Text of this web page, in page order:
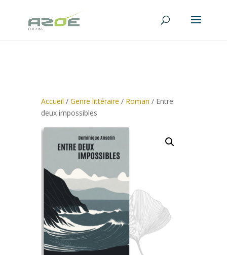
Accueil / Genre littéraire / Roman / Entre
deux impossibles